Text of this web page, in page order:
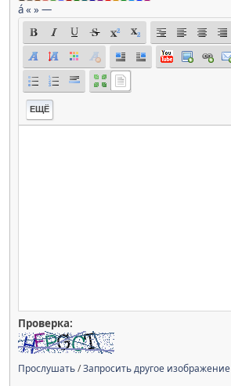
á« »—
ЕЩЁ
Проверка:
Прослушать/Запросить другое изображение